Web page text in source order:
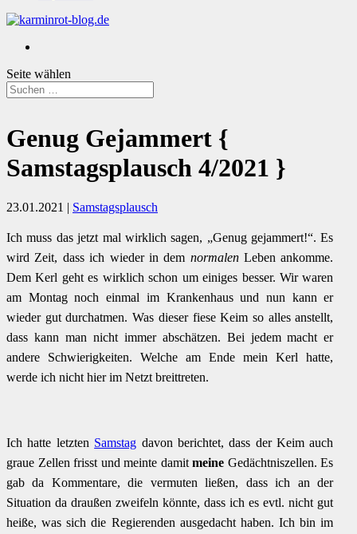
Seite wählen
Genug Gejammert {
Samstagsplausch 4/2021 }
23.01.2021 | Samstagsplausch
Ich muss das jetzt mal wirklich sagen, „Genug gejammert!“. Es
wird Zeit, dass ich wieder in dem normalenLeben ankomme.
Dem Kerl geht es wirklich schon um einiges besser. Wir waren
am Montag noch einmal im Krankenhaus und nun kann er
wieder gut durchatmen. Was dieser fiese Keim so alles anstellt,
dass kann man nicht immer abschätzen. Bei jedem macht er
andere Schwierigkeiten. Welche am Ende mein Kerl hatte,
werde ich nicht hier im Netzt breittreten.
Ich hatte letzten Samstag davon berichtet, dass der Keim auch
graue Zellen frisst und meinte damitmeine Gedächtniszellen. Es
gab da Kommentare, die vermuten ließen, dass ich an der
Situation da draußen zweifeln könnte, dass ich es evtl. nicht gut
heiße, was sich die Regierenden ausgedacht haben. Ich bin im